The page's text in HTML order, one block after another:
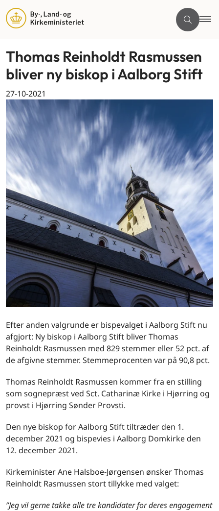
Thomas Reinholdt Rasmussen
bliver ny biskop i Aalborg Stift
27-10-2021
Efter anden valgrunde er bispevalget i Aalborg Stift nu
afgjort: Ny biskop i Aalborg Stift bliver Thomas
Reinholdt Rasmussen med 829 stemmer eller 52 pct. af
de afgivne stemmer. Stemmeprocenten var på 90,8 pct.
Thomas Reinholdt Rasmussen kommer fra en stilling
som sognepræst ved Sct. Catharinæ Kirke i Hjørring og
provst i Hjørring Sønder Provsti.
Den nye biskop for Aalborg Stift tiltræder den 1.
december 2021 og bispevies i Aalborg Domkirke den
12. december 2021.
Kirkeminister Ane Halsboe-Jørgensen ønsker Thomas
Reinholdt Rasmussen stort tillykke med valget:
”Jeg vil gerne takke alle tre kandidater for deres engagement